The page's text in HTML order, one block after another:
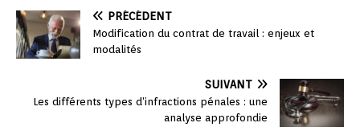
PRÉCÉDENT
Modification du contrat de travail : enjeux et
modalités
SUIVANT
Les différents types d’infractions pénales : une
analyse approfondie